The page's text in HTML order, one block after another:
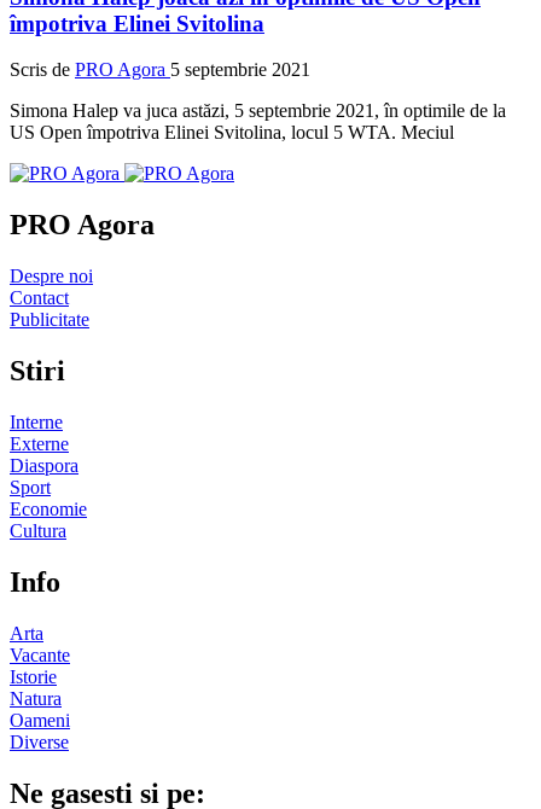
împotriva Elinei Svitolina
Scris de PRO Agora 5 septembrie 2021
Simona Halep va juca astăzi, 5 septembrie 2021, în optimile de la
US Open împotriva Elinei Svitolina, locul 5 WTA. Meciul
PRO Agora
Despre noi
Contact
Publicitate
Stiri
Interne
Externe
Diaspora
Sport
Economie
Cultura
Info
Arta
Vacante
Istorie
Natura
Oameni
Diverse
Ne gasesti si pe: